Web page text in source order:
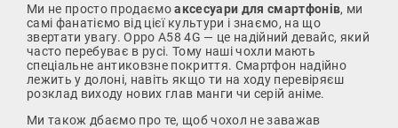
Ми не просто продаємоаксесуари для смартфонів, ми
самі фанатіємо від цієї культури і знаємо, на що
звертати увагу. Oppo A58 4G — це надійний девайс, який
часто перебуває в русі. Тому наші чохли мають
спеціальне антиковзне покриття. Смартфон надійно
лежить у долоні, навіть якщо ти на ходу перевіряєш
розклад виходу нових глав манги чи серій аніме.
Ми також дбаємо про те, щоб чохол не заважав